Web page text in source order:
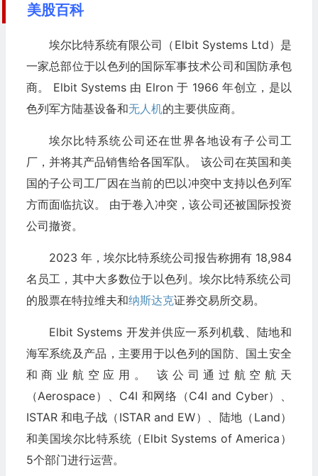
美股百科
埃尔比特系统有限公司（Elbit Systems Ltd）是
一家总部位于以色列的国际军事技术公司和国防承包
商。 Elbit Systems 由 Elron 于 1966 年创立，是以
色列军方陆基设备和无人机的主要供应商。
埃尔比特系统公司还在世界各地设有子公司工
厂，并将其产品销售给各国军队。 该公司在英国和美
国的子公司工厂因在当前的巴以冲突中支持以色列军
方而面临抗议。 由于卷入冲突，该公司还被国际投资
公司撤资。
2023 年，埃尔比特系统公司报告称拥有 18,984
名员工，其中大多数位于以色列。埃尔比特系统公司
的股票在特拉维夫和纳斯达克证券交易所交易。
Elbit Systems 开发并供应一系列机载、陆地和
海军系统及产品，主要用于以色列的国防、国土安全
和商业航空应用。 该公司通过航空航天
（Aerospace）、C4I 和网络（C4I and Cyber）、
ISTAR 和电子战（ISTAR and EW）、陆地（Land）
和美国埃尔比特系统（Elbit Systems of America）
5个部门进行运营。